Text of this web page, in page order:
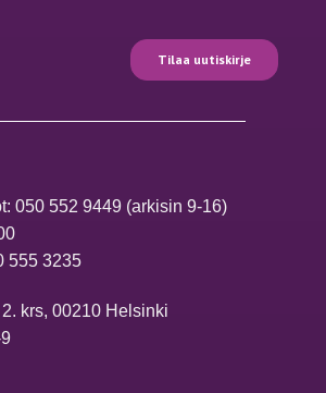
050 552 9449(arkisin 9-16)
555 3235
krs, 00210 Helsinki